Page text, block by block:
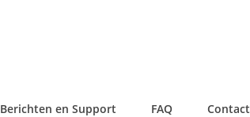
Berichten en Support FAQ Contact